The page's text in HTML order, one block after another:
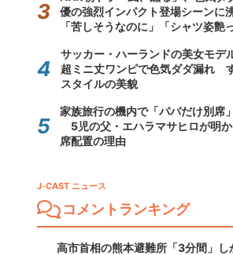
優の強烈インパクト登場シーンに
「苦しそうなのに」「シャツ姿艶
サッカー・ハーランドの美女モデ
超ミニ丈ワンピで色気ダダ漏れ
スタイルの美貌
家族旅行の機内で「パパだけ別席
5児の父・エハラマサヒロが明
席配置の理由
J-CAST ニュース
コメントランキング
高市首相の熊本避難所「3分間」し